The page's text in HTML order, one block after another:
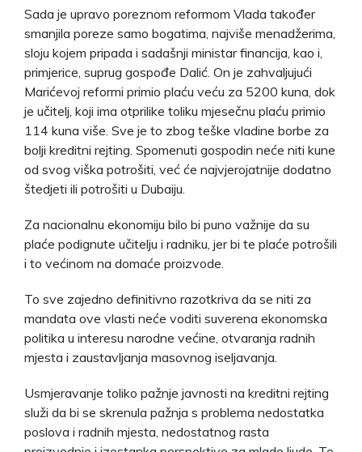
Sada je upravo poreznom reformom Vlada također
smanjila poreze samo bogatima, najviše menadžerima,
sloju kojem pripada i sadašnji ministar financija, kao i,
primjerice, suprug gospođe Dalić. On je zahvaljujući
Marićevoj reformi primio plaću veću za 5200 kuna, dok
je učitelj, koji ima otprilike toliku mjesečnu plaću primio
114 kuna više. Sve je to zbog teške vladine borbe za
bolji kreditni rejting. Spomenuti gospodin neće niti kune
od svog viška potrošiti, već će najvjerojatnije dodatno
štedjeti ili potrošiti u Dubaiju.
Za nacionalnu ekonomiju bilo bi puno važnije da su
plaće podignute učitelju i radniku, jer bi te plaće potrošili
i to većinom na domaće proizvode.
To sve zajedno definitivno razotkriva da se niti za
mandata ove vlasti neće voditi suverena ekonomska
politika u interesu narodne većine, otvaranja radnih
mjesta i zaustavljanja masovnog iseljavanja.
Usmjeravanje toliko pažnje javnosti na kreditni rejting
služi da bi se skrenula pažnja s problema nedostatka
poslova i radnih mjesta, nedostatnog rasta